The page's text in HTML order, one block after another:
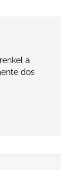
a
dos